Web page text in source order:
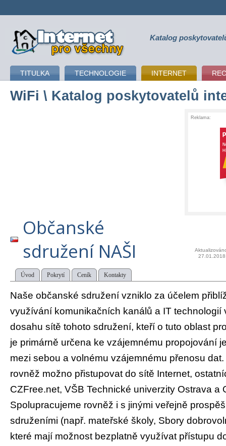
připojení k internetu Katalog
TITULKA TECHNOLOGIE INTERNET
WiFi \ Katalog poskytovatelů
Reklama:
Občanské
sdružení NAŠI
27.01.2018
Úvod Pokrytí Ceník Kontakty
Naše občanské sdružení vzniklo za účelem
využívání komunikačních kanálů a IT technologií
dosahu sítě tohoto sdružení, kteří o tuto oblast
je primárně určena ke vzájemnému propojování
mezi sebou a volnému vzájemnému přenosu
rovněž možno přistupovat do sítě Internet,
CZFree.net, VŠB Technické univerzity Ostrava a
Spolupracujeme rovněž i s jinými veřejně
sdruženími (např. mateřské školy, Sbory
které mají možnost bezplatně využívat přístupu